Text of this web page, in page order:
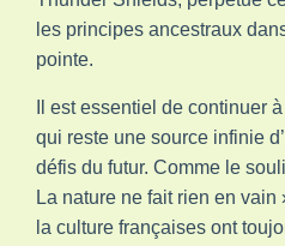
les principes ancestraux
pointe.
Il est essentiel de continuer
qui reste une source infinie
défis du futur. Comme le
La nature ne fait rien en
la culture françaises ont